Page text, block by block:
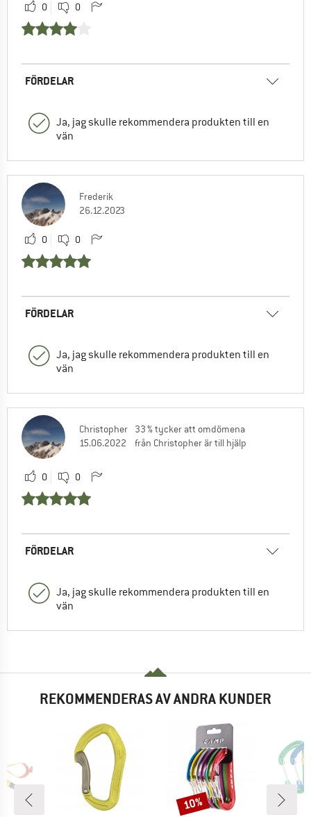
0 0
FÖRDELAR
Ja, jag skulle rekommendera produkten till en
vän
Frederik
26.12.2023
0 0
FÖRDELAR
Ja, jag skulle rekommendera produkten till en
vän
Christopher
15.06.2022
33 % tycker att omdömena
från Christopher är till hjälp
0 0
FÖRDELAR
Ja, jag skulle rekommendera produkten till en
vän
REKOMMENDERAS AV ANDRA KUNDER
Rabatt
10%